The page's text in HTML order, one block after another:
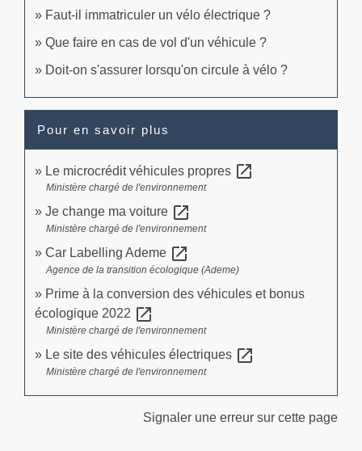
Faut-il immatriculer un vélo électrique ?
Que faire en cas de vol d'un véhicule ?
Doit-on s'assurer lorsqu'on circule à vélo ?
Pour en savoir plus
Le microcrédit véhicules propres open_in_new
Ministère chargé de l'environnement
Je change ma voiture open_in_new
Ministère chargé de l'environnement
Car Labelling Ademe open_in_new
Agence de la transition écologique (Ademe)
Prime à la conversion des véhicules et bonus
écologique 2022 open_in_new
Ministère chargé de l'environnement
Le site des véhicules électriques open_in_new
Ministère chargé de l'environnement
Signaler une erreur sur cette page